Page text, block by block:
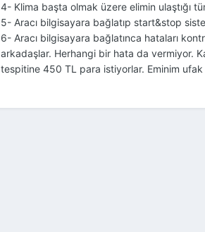
4- Klima başta olmak üzere elimin ulaştığı
5- Aracı bilgisayara bağlatıp start&stop
6- Aracı bilgisayara bağlatınca hataları
arkadaşlar. Herhangi bir hata da vermiyor.
tespitine 450 TL para istiyorlar. Eminim